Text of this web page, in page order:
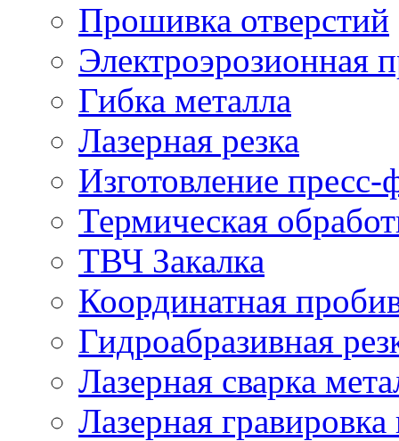
Прошивка отверстий
Электроэрозионная
Гибка металла
Лазерная резка
Изготовление
Термическая
ТВЧ Закалка
Координатная
Гидроабразивная
Лазерная сварка
Лазерная гравировка